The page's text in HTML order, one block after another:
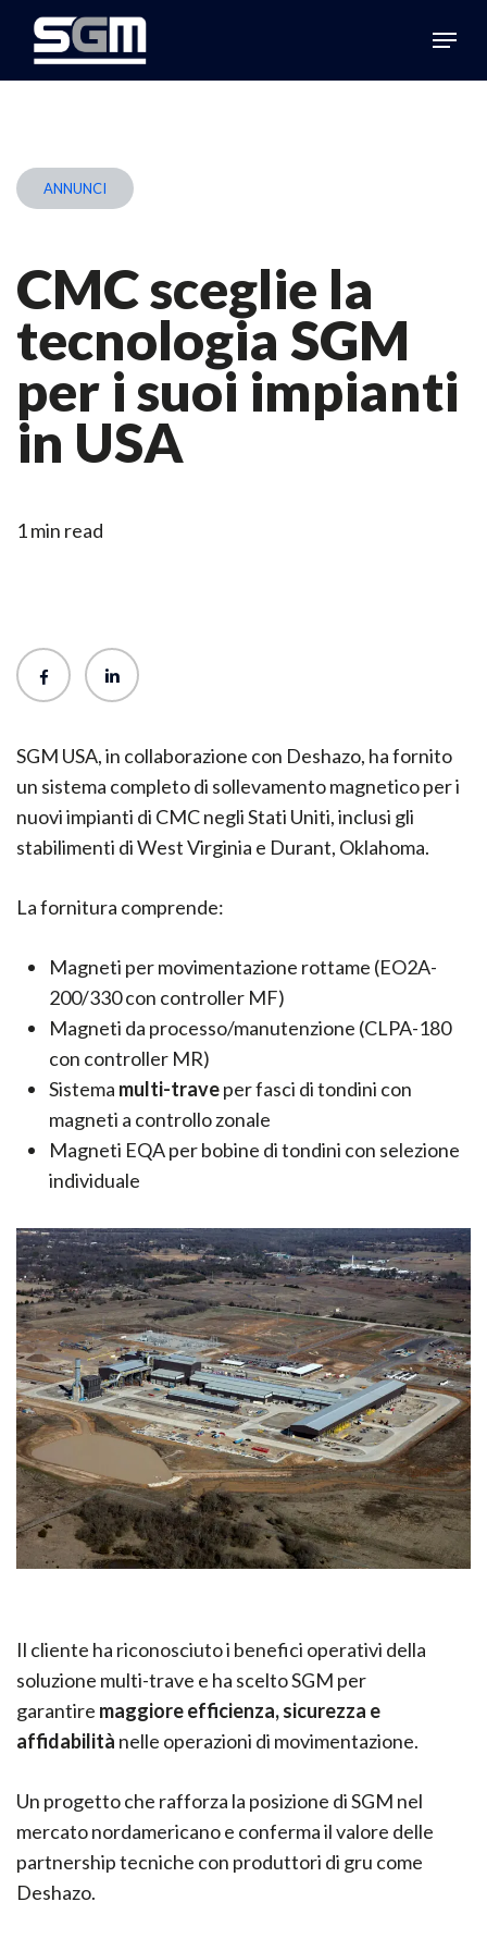
main
Menu
ANNUNCI
CMC sceglie la
tecnologia SGM
per i suoi impianti
in USA
1 min read
SGM USA, in collaborazione con Deshazo, ha fornito
un sistema completo di sollevamento magnetico per i
nuovi impianti di CMC negli Stati Uniti, inclusi gli
stabilimenti di West Virginia e Durant, Oklahoma.
La fornitura comprende:
Magneti per movimentazione rottame (EO2A-
200/330 con controller MF)
Magneti da processo/manutenzione (CLPA-180
con controller MR)
Sistema multi-traveper fasci di tondini con
magneti a controllo zonale
Magneti EQA per bobine di tondini con selezione
individuale
Il cliente ha riconosciuto i benefici operativi della
soluzione multi-trave e ha scelto SGM per
garantire maggiore efficienza, sicurezza e
affidabilità nelle operazioni di movimentazione.
Un progetto che rafforza la posizione di SGM nel
mercato nordamericano e conferma il valore delle
partnership tecniche con produttori di gru come
Deshazo.